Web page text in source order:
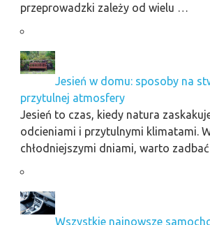
przeprowadzki zależy od wielu …
Jesień w domu: sposoby na
przytulnej atmosfery
Jesień to czas, kiedy natura
odcieniami i przytulnymi klimatami.
chłodniejszymi dniami, warto
Wszystkie najnowsze